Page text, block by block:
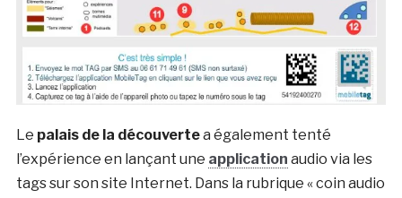
Le palais de la découvertea également tenté
l’expérience en lançant une application audio via les
tags sur son site Internet. Dans la rubrique « coin audio